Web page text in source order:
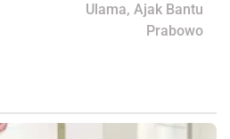
Ulama, Ajak Bantu
Prabowo